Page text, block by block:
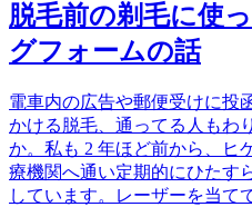
脱毛前の剃毛に使
グフォームの話
電車内の広告や郵便受けに投
かける脱毛、通ってる人もわ
か。私も 2 年ほど前から、ヒ
療機関へ通い定期的にひたす
しています。レーザーを当て